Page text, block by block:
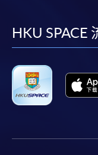
员亦可以微信支付
（Online Alipay）
注意事项:
HKU SPACE